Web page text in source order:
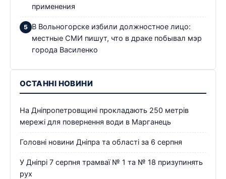
применения
В Вольногорске избили должностное лицо:
местные СМИ пишут, что в драке побывал мэр
города Василенко
ОСТАННІ НОВИНИ
На Дніпропетровщині прокладають 250 метрів
мережі для повернення води в Марганець
Головні новини Дніпра та області за 6 серпня
У Дніпрі 7 серпня трамваї № 1 та № 18 призупинять
рух